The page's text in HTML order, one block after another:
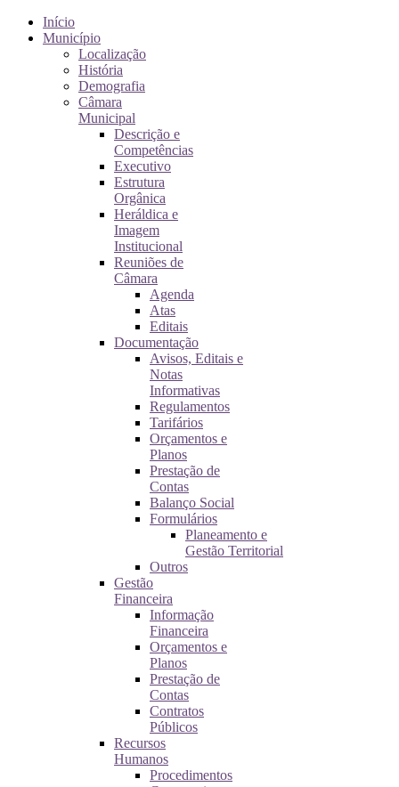
Início
Município
Localização
História
Demografia
Câmara
Municipal
Descrição e
Competências
Executivo
Estrutura
Orgânica
Heráldica e
Imagem
Institucional
Reuniões de
Câmara
Agenda
Atas
Editais
Documentação
Avisos, Editais e
Notas
Informativas
Regulamentos
Tarifários
Orçamentos e
Planos
Prestação de
Contas
Balanço Social
Formulários
Planeamento e
Gestão Territorial
Outros
Gestão
Financeira
Informação
Financeira
Orçamentos e
Planos
Prestação de
Contas
Contratos
Públicos
Recursos
Humanos
Procedimentos